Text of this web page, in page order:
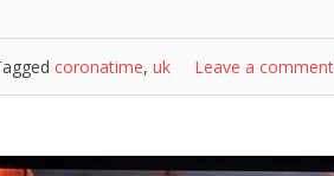
coronatime, uk Leave a comment